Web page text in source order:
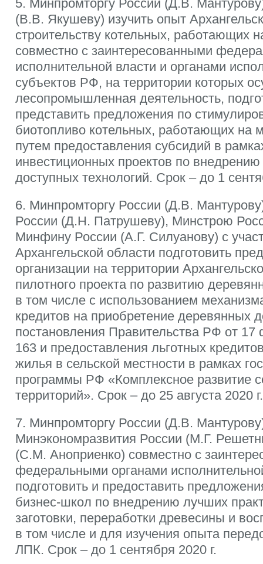
5. Минпромторгу России (Д.В.
(В.В. Якушеву) изучить опыт
строительству котельных, работающих
совместно с заинтересованными
исполнительной власти и органами
субъектов РФ, на территории которых
лесопромышленная деятельность,
представить предложения по
биотопливо котельных, работающих на
путем предоставления субсидий в
инвестиционных проектов по
доступных технологий. Срок – до 1
6. Минпромторгу России (Д.В.
России (Д.Н. Патрушеву), Минстрою
Минфину России (А.Г. Силуанову) с
Архангельской области подготовить
организации на территории
пилотного проекта по развитию
в том числе с использованием
кредитов на приобретение деревянных
постановления Правительства РФ от
163 и предоставления льготных
жилья в сельской местности в рамках
программы РФ «Комплексное развитие
территорий». Срок – до 25 августа 2020 г.
7. Минпромторгу России (Д.В.
Минэкономразвития России (М.Г.
(С.М. Аноприенко) совместно с
федеральными органами
подготовить и предоставить
бизнес-школ по внедрению лучших
заготовки, переработки древесины и
в том числе и для изучения опыта
ЛПК. Срок – до 1 сентября 2020 г.